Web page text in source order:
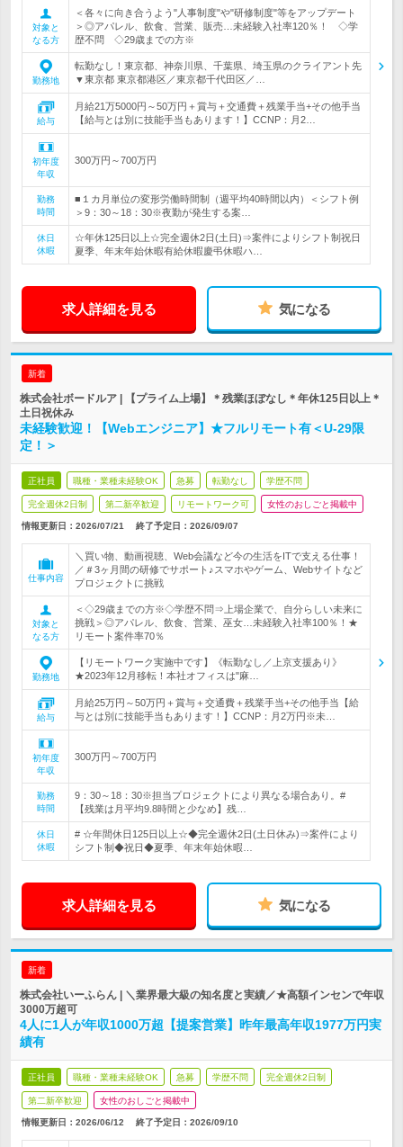
対象と
なる方
＜各々に向き合うよう"人事制度"や"研修制度"等をアップデート
＞◎アパレル、飲食、営業、販売…未経験入社率120％！ ◇学
歴不問 ◇29歳までの方※
勤務地
転勤なし！東京都、神奈川県、千葉県、埼玉県のクライアント先
▼東京都 東京都港区／東京都千代田区／…
給与
月給21万5000円～50万円＋賞与＋交通費＋残業手当+その他手当
【給与とは別に技能手当もあります！】CCNP：月2…
初年度
年収
300万円～700万円
勤務
時間
■１カ月単位の変形労働時間制（週平均40時間以内）＜シフト例
＞9：30～18：30※夜勤が発生する案…
休日
休暇
☆年休125日以上☆完全週休2日(土日)⇒案件によりシフト制祝日
夏季、年末年始休暇有給休暇慶弔休暇ハ…
求人詳細を見る 気になる
新着
株式会社ボードルア | 【プライム上場】＊残業ほぼなし＊年休125日以上＊
土日祝休み
未経験歓迎！【Webエンジニア】★フルリモート有＜U-29限
定！＞
正社員 職種・業種未経験OK 急募 転勤なし 学歴不問
完全週休2日制 第二新卒歓迎 リモートワーク可 女性のおしごと掲載中
情報更新日：2026/07/21 終了予定日： 2026/09/07
仕事内容
＼買い物、動画視聴、Web会議など今の生活をITで支える仕事！
／＃3ヶ月間の研修でサポート♪スマホやゲーム、Webサイトなど
プロジェクトに挑戦
対象と
なる方
＜◇29歳までの方※◇学歴不問⇒上場企業で、自分らしい未来に
挑戦＞◎アパレル、飲食、営業、巫女…未経験入社率100％！★
リモート案件率70％
勤務地
【リモートワーク実施中です】《転勤なし／上京支援あり》
★2023年12月移転！本社オフィスは"麻…
給与
月給25万円～50万円＋賞与＋交通費＋残業手当+その他手当【給
与とは別に技能手当もあります！】CCNP：月2万円※未…
初年度
年収
300万円～700万円
勤務
時間
9：30～18：30※担当プロジェクトにより異なる場合あり。#
【残業は月平均9.8時間と少なめ】残…
休日
休暇
# ☆年間休日125日以上☆◆完全週休2日(土日休み)⇒案件により
シフト制◆祝日◆夏季、年末年始休暇…
求人詳細を見る 気になる
新着
株式会社いーふらん | ＼業界最大級の知名度と実績／★高額インセンで年収
3000万超可
4人に1人が年収1000万超【提案営業】昨年最高年収1977万円実
績有
正社員 職種・業種未経験OK 急募 学歴不問 完全週休2日制
第二新卒歓迎 女性のおしごと掲載中
情報更新日：2026/06/12 終了予定日： 2026/09/10